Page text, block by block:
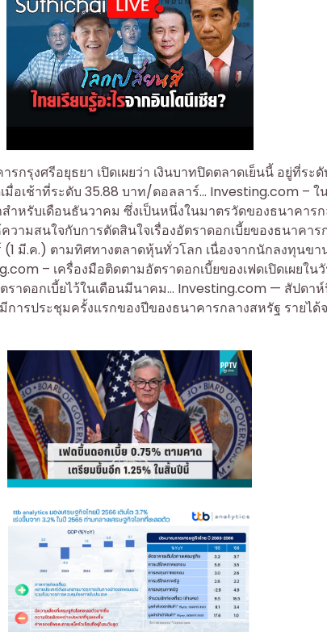
กรุงศรีอยุธยา เปิดเผยว่า เงินบาทปิดตลาดเย็นนี้ อยู่ที่ร
อเช้าที่ระดับ 35.88 บาท/ดอลลาร์… Investing.com – ใ
สำหรับเดือนธันวาคม ซึ่งเป็นหนึ่งในมาตรวัดของธนาคาร
ามสนใจกับการตัดสินใจเรื่องอัตราดอกเบี้ยของธนาคา
มี.ค.) ตามทิศทางตลาดหุ้นทั่วโลก เนื่องจากนักลงทุนขา
– เครื่องมือติดตามอัตราดอกเบี้ยของเฟดเปิดเผยใน
าดอกเบี้ยไว้ในเดือนมีนาคม… Investing.com — สัปดา
การประชุมครั้งแรกของปีของธนาคารกลางสหรัฐ รายไ